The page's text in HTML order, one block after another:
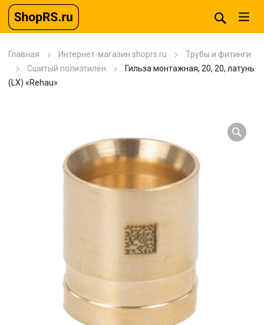
Главная Интернет-магазин shoprs.ru
Трубы и фитинги
Сшитый полиэтилен
Гильза монтажная, 20, 20, латунь
(LX) «Rehau»